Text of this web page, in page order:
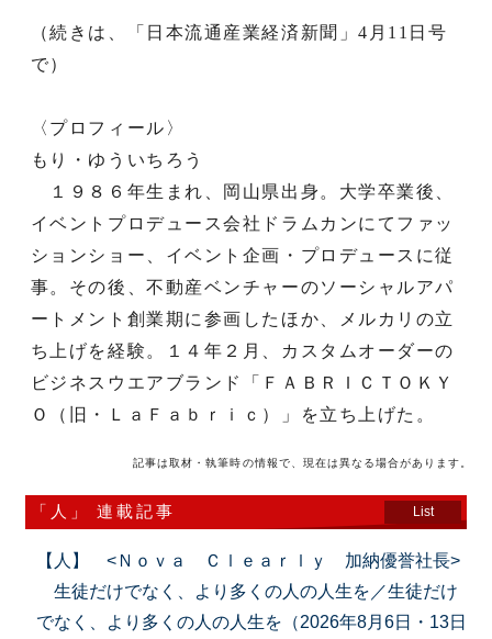
（続きは、「日本流通産業経済新聞」4月11日号
で）
〈プロフィール〉
もり・ゆういちろう
１９８６年生まれ、岡山県出身。大学卒業後、
イベントプロデュース会社ドラムカンにてファッ
ションショー、イベント企画・プロデュースに従
事。その後、不動産ベンチャーのソーシャルアパ
ートメント創業期に参画したほか、メルカリの立
ち上げを経験。１４年２月、カスタムオーダーの
ビジネスウエアブランド「ＦＡＢＲＩＣＴＯＫＹ
Ｏ（旧・ＬａＦａｂｒｉｃ）」を立ち上げた。
記事は取材・執筆時の情報で、現在は異なる場合があります。
「人」 連載記事 List
【人】 <Ｎｏｖａ Ｃｌｅａｒｌｙ 加納優誉社長>
生徒だけでなく、より多くの人の人生を／生徒だけ
でなく、より多くの人の人生を（2026年8月6日・13日